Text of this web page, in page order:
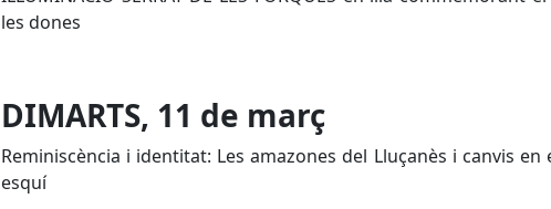
les dones
DIMARTS, 11 de març
Reminiscència i identitat: Les amazones del Lluçanès i canvis en
esquí